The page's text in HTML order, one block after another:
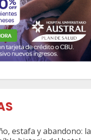
estafa y abandono: la